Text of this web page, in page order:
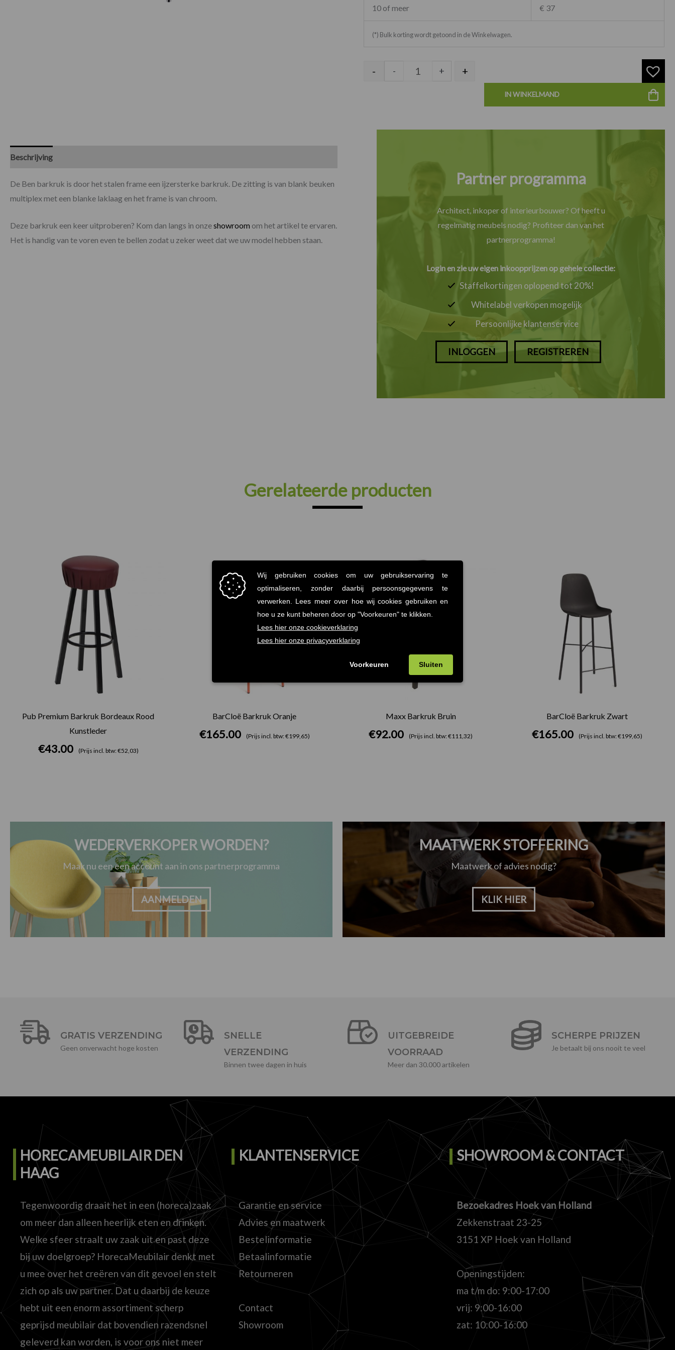
10 of meer € 37
(*) Bulk korting wordt getoond in de Winkelwagen.
- - + +
IN WINKELMAND
Beschrijving
De Ben barkruk is door het stalen frame een ijzersterke barkruk. De zitting is van blank beuken
multiplex met een blanke laklaag en het frame is van chroom.
Deze barkruk een keer uitproberen? Kom dan langs in onzeshowroom om het artikel te ervaren.
Het is handig van te voren even te bellen zodat u zeker weet dat we uw model hebben staan.
Partner programma
Architect, inkoper of interieurbouwer? Of heeft u
regelmatig meubels nodig? Profiteer dan van het
partnerprogramma!
Login en zie uw eigen inkoopprijzen op gehele collectie:
Staffelkortingen oplopend tot 20%!
Whitelabel verkopen mogelijk
Persoonlijke klantenservice
INLOGGEN REGISTREREN
Gerelateerde producten
Pub Premium Barkruk Bordeaux Rood
Kunstleder
€43.00 (Prijs incl. btw: €52,03)
BarCloë Barkruk Oranje
€165.00 (Prijs incl. btw: €199,65)
Maxx Barkruk Bruin
€92.00 (Prijs incl. btw: €111,32)
BarCloë Barkruk Zwart
€165.00 (Prijs incl. btw: €199,65)
WEDERVERKOPER WORDEN?
Maak nu een een account aan in ons partnerprogramma
AANMELDEN
MAATWERK STOFFERING
Maatwerk of advies nodig?
KLIK HIER
GRATIS VERZENDING
Geen onverwacht hoge kosten
SNELLE
VERZENDING
Binnen twee dagen in huis
UITGEBREIDE
VOORRAAD
Meer dan 30.000 artikelen
SCHERPE PRIJZEN
Je betaalt bij ons nooit te veel
HORECAMEUBILAIR DEN
HAAG
Tegenwoordig draait het in een (horeca)zaak
om meer dan alleen heerlijk eten en drinken.
Welke sfeer straalt uw zaak uit en past deze
bij uw doelgroep? HorecaMeubilair denkt met
u mee over het creëren van dit gevoel en stelt
zich op als uw partner. Dat u daarbij de keuze
hebt uit een enorm assortiment scherp
geprijsd meubilair dat bovendien razendsnel
geleverd kan worden, is voor ons niet meer
KLANTENSERVICE
Garantie en service
Advies en maatwerk
Bestelinformatie
Betaalinformatie
Retourneren
Contact
Showroom
SHOWROOM & CONTACT
Bezoekadres Hoek van Holland
Zekkenstraat 23-25
3151 XP Hoek van Holland
Openingstijden:
ma t/m do: 9:00-17:00
vrij: 9:00-16:00
zat: 10:00-16:00